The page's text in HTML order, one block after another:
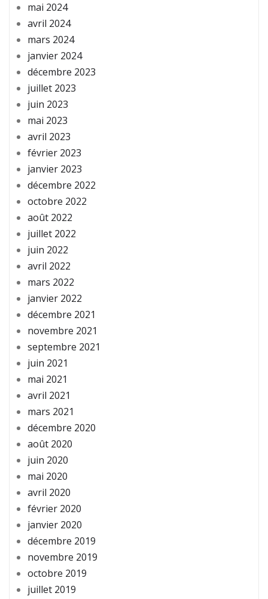
mai 2024
avril 2024
mars 2024
janvier 2024
décembre 2023
juillet 2023
juin 2023
mai 2023
avril 2023
février 2023
janvier 2023
décembre 2022
octobre 2022
août 2022
juillet 2022
juin 2022
avril 2022
mars 2022
janvier 2022
décembre 2021
novembre 2021
septembre 2021
juin 2021
mai 2021
avril 2021
mars 2021
décembre 2020
août 2020
juin 2020
mai 2020
avril 2020
février 2020
janvier 2020
décembre 2019
novembre 2019
octobre 2019
juillet 2019